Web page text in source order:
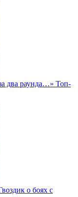
два раунда…» Топ-
о боях с